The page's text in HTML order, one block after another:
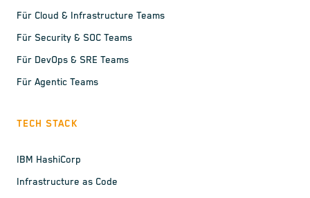
Für Cloud & Infrastructure Teams
Für Security & SOC Teams
Für DevOps & SRE Teams
Für Agentic Teams
TECH STACK
IBM HashiCorp
Infrastructure as Code